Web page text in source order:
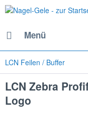
Menü
LCN Feilen / Buffer
LCN Zebra
Logo